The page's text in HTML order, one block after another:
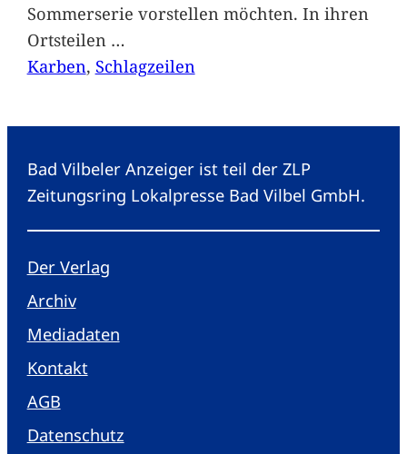
Sommerserie vorstellen möchten. In ihren
Ortsteilen …
Karben, Schlagzeilen
Bad Vilbeler Anzeiger ist teil der ZLP
Zeitungsring Lokalpresse Bad Vilbel GmbH.
Der Verlag
Archiv
Mediadaten
Kontakt
AGB
Datenschutz